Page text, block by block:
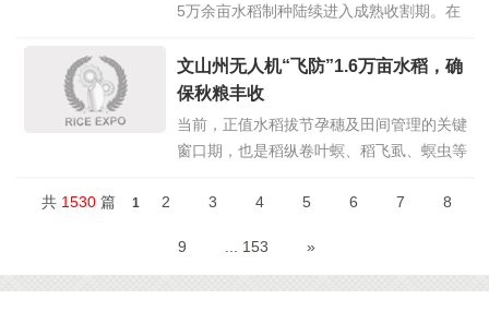
5万余亩水稻制种陆续进入成熟收割期。在
机正开足马力在田间来回穿梭，伴随着阵阵
轰鸣声，收割、脱粒、装车等工序一气呵
成，一粒粒饱满的稻种顺着出粮口倾泻而
下。 “我家现在制种规模已有300多
点击详
文山州无人机“飞防”1.6万亩水稻，确
保秋粮丰收
当前，正值水稻拔节孕穗及田间管理的关键
窗口期，也是稻纵卷叶螟、稻飞虱、螟虫等
延，保障粮食稳产增收，8月1日，州植保
集中连片种植区，全面开展无人机统防统
共 1530 篇 1 2 3 4 5 6 7 8
9 ... 153 »